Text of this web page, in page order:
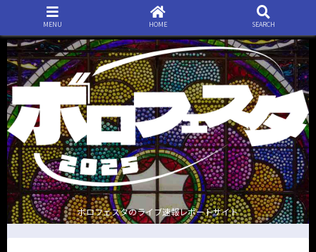
ボロフェスタのライブ速報レポートサイト
MENU HOME SEARCH